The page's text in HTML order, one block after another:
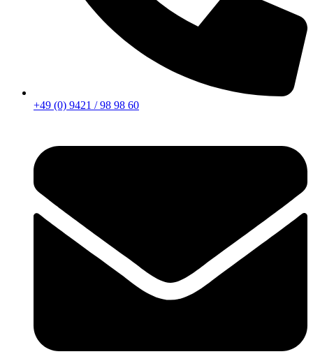
+49 (0) 9421 / 98 98 60